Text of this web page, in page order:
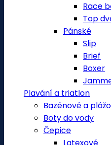
Race
Top
Pánské
Slip
Brief
Boxer
Plavání a triatlon
Bazénové a
Boty do vody
Čepice